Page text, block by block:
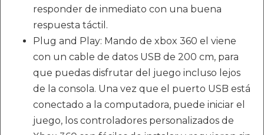
responder de inmediato con una buena
respuesta táctil.
Plug and Play: Mando de xbox 360 el viene
con un cable de datos USB de 200 cm, para
que puedas disfrutar del juego incluso lejos
de la consola. Una vez que el puerto USB está
conectado a la computadora, puede iniciar el
juego, los controladores personalizados de